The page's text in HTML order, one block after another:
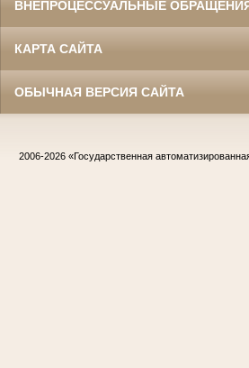
ВНЕПРОЦЕССУАЛЬНЫЕ
КАРТА САЙТА
ОБЫЧНАЯ ВЕРСИЯ САЙТА
2006-2026 «Государственная